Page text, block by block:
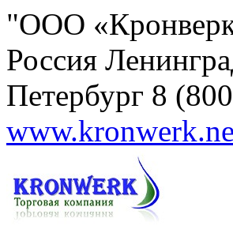
"ООО
Россия
Петербург 8